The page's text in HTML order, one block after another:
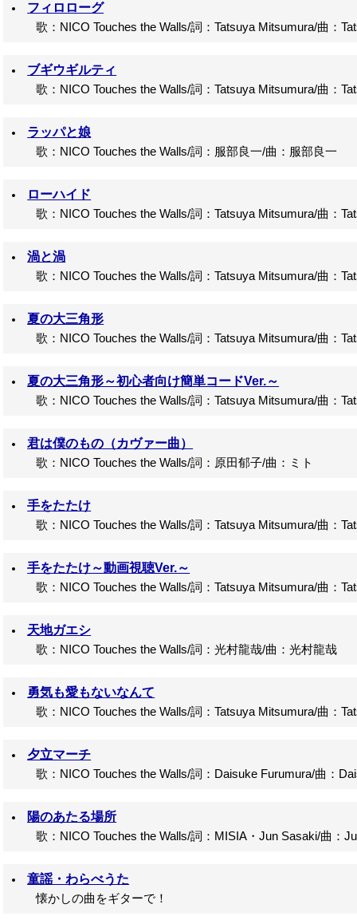
フィロローグ
歌：NICO Touches the Walls/詞：Tatsuya Mitsumura/曲：
ブギウギルティ
歌：NICO Touches the Walls/詞：Tatsuya Mitsumura/曲：
ラッパと娘
歌：NICO Touches the Walls/詞：服部良一/曲：服部良一
ローハイド
歌：NICO Touches the Walls/詞：Tatsuya Mitsumura/曲：
渦と渦
歌：NICO Touches the Walls/詞：Tatsuya Mitsumura/曲：
夏の大三角形
歌：NICO Touches the Walls/詞：Tatsuya Mitsumura/曲：
夏の大三角形～初心者向け簡単コードVer.～
歌：NICO Touches the Walls/詞：Tatsuya Mitsumura/曲：
君は僕のもの（カヴァー曲）
歌：NICO Touches the Walls/詞：原田郁子/曲：ミト
手をたたけ
歌：NICO Touches the Walls/詞：Tatsuya Mitsumura/曲：
手をたたけ～動画視聴Ver.～
歌：NICO Touches the Walls/詞：Tatsuya Mitsumura/曲：
天地ガエシ
歌：NICO Touches the Walls/詞：光村龍哉/曲：光村龍哉
勇気も愛もないなんて
歌：NICO Touches the Walls/詞：Tatsuya Mitsumura/曲：
夕立マーチ
歌：NICO Touches the Walls/詞：Daisuke Furumura/曲：
陽のあたる場所
歌：NICO Touches the Walls/詞：MISIA・Jun Sasaki/曲：
童謡・わらべうた
懐かしの曲をギターで！